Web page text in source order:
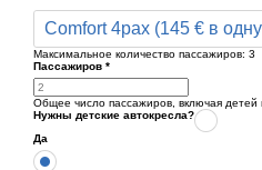
Comfort 4pax (145 € в
Максимальное количество пассажиров: 3
Пассажиров *
Общее число пассажиров, включая
Нужны детские автокресла?
Да